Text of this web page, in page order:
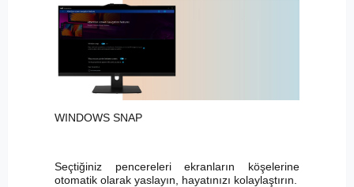
WINDOWS SNAP
Seçtiğiniz pencereleri ekranların köşelerine
otomatik olarak yaslayın, hayatınızı kolaylaştırın.